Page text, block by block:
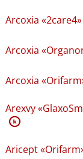
Arcoxia
Arcoxia
Arcoxia
Arexvy
K
Aricept